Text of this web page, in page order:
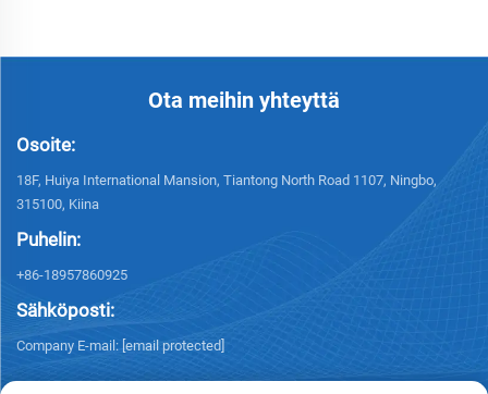
Ota meihin yhteyttä
Osoite:
18F, Huiya International Mansion, Tiantong North Road 1107, Ningbo,
315100, Kiina
Puhelin:
+86-18957860925
Sähköposti:
Company E-mail: [email protected]